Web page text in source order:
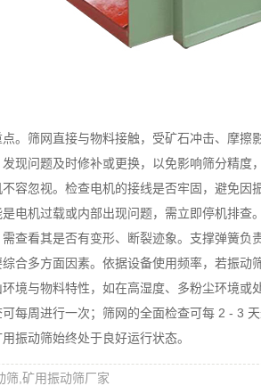
筛网直接与物料接触，受矿石冲击、摩擦
现问题及时修补或更换，以免影响筛分精度
忽视。检查电机的接线是否牢固，避免因
电机过载或内部出现问题，需立即停机排查。
看其是否有变形、断裂迹象。支撑弹簧负
多方面因素。依据设备使用频率，若振动
境与物料特性，如在高湿度、多粉尘环境
每周进行一次；筛网的全面检查可每 2 - 3
振动筛始终处于良好运行状态。
筛,矿用振动筛厂家